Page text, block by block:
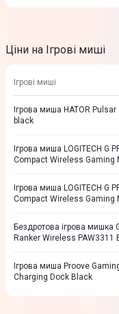
Ціни на Ігрові миші
Ігрові миші
Ігрова миша HATOR
black
Ігрова миша LOGITECH G
Compact Wireless Gaming
Ігрова миша LOGITECH G
Compact Wireless Gaming
Бездротова ігрова мишка
Ranker Wireless PAW3311
Ігрова миша Proove
Charging Dock Black